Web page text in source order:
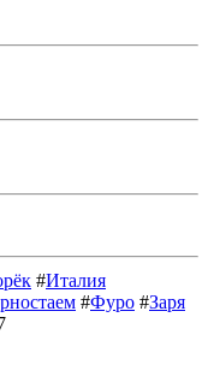
#Италия
#Фуро #Заря